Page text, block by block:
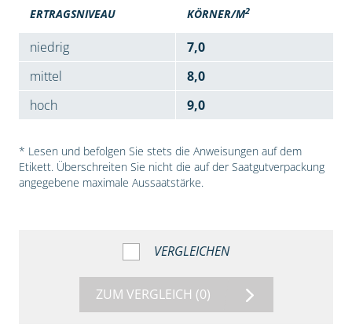
ERTRAGSNIVEAU KÖRNER/M2
niedrig
7,0
mittel
8,0
hoch
9,0
* Lesen und befolgen Sie stets die Anweisungen auf dem
Etikett. Überschreiten Sie nicht die auf der Saatgutverpackung
angegebene maximale Aussaatstärke.
VERGLEICHEN
ZUM VERGLEICH (0)